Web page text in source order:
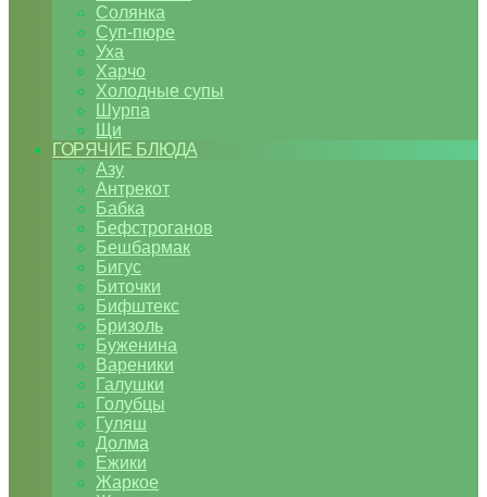
Солянка
Суп-пюре
Уха
Харчо
Холодные супы
Шурпа
Щи
ГОРЯЧИЕ БЛЮДА
Азу
Антрекот
Бабка
Бефстроганов
Бешбармак
Бигус
Биточки
Бифштекс
Бризоль
Буженина
Вареники
Галушки
Голубцы
Гуляш
Долма
Ежики
Жаркое